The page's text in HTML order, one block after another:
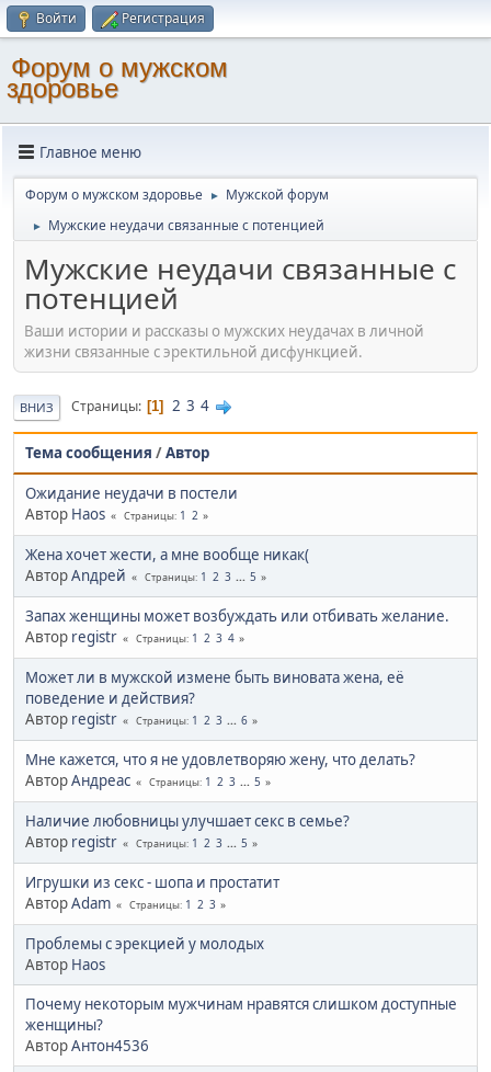
Войти Регистрация
Форум о мужском
здоровье
Главное меню
Форум о мужском здоровье ► Мужской форум
► Мужские неудачи связанные с потенцией
Мужские неудачи связанные с
потенцией
Ваши истории и рассказы о мужских неудачах в личной
жизни связанные с эректильной дисфункцией.
ВНИЗ Страницы 1 2 3 4
Тема сообщения /Автор
Ожидание неудачи в постели
Автор Haos Страницы 1 2
Жена хочет жести, а мне вообще никак(
АвторАnдрей Страницы 1 2 3 ... 5
Запах женщины может возбуждать или отбивать желание.
Автор registr Страницы 1 2 3 4
Может ли в мужской измене быть виновата жена, её
поведение и действия?
Автор registr Страницы 1 2 3 ... 6
Мне кажется, что я не удовлетворяю жену, что делать?
АвторАндреас Страницы 1 2 3 ... 5
Наличие любовницы улучшает секс в семье?
Автор registr Страницы 1 2 3 ... 5
Игрушки из секс - шопа и простатит
АвторAdam Страницы 1 2 3
Проблемы с эрекцией у молодых
Автор Haos
Почему некоторым мужчинам нравятся слишком доступные
женщины?
АвторАнтон4536